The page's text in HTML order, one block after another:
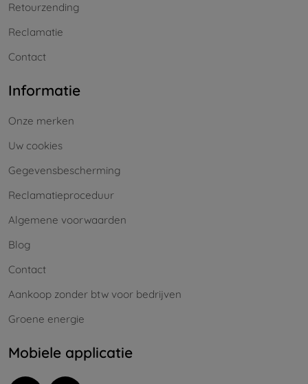
Retourzending
Reclamatie
Contact
Informatie
Onze merken
Uw cookies
Gegevensbescherming
Reclamatieproceduur
Algemene voorwaarden
Blog
Contact
Aankoop zonder btw voor bedrijven
Groene energie
Mobiele applicatie